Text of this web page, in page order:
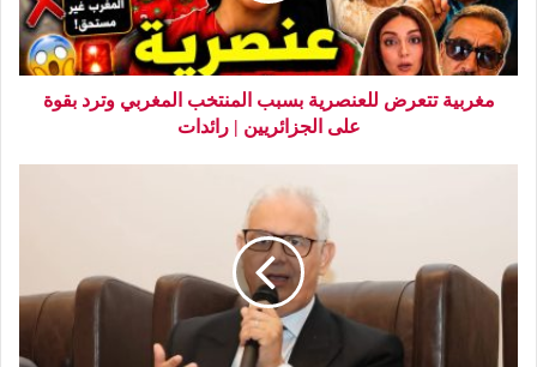
مغربية تتعرض للعنصرية بسبب المنتخب المغربي وترد بقوة
على الجزائريين | رائدات